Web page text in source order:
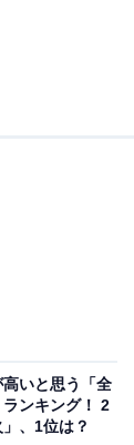
が融合する
みを感じさ
績を収めた
／長崎
られスケー
「今まで
られる花火
いと思う「全
ンキング！ 2
、1位は？